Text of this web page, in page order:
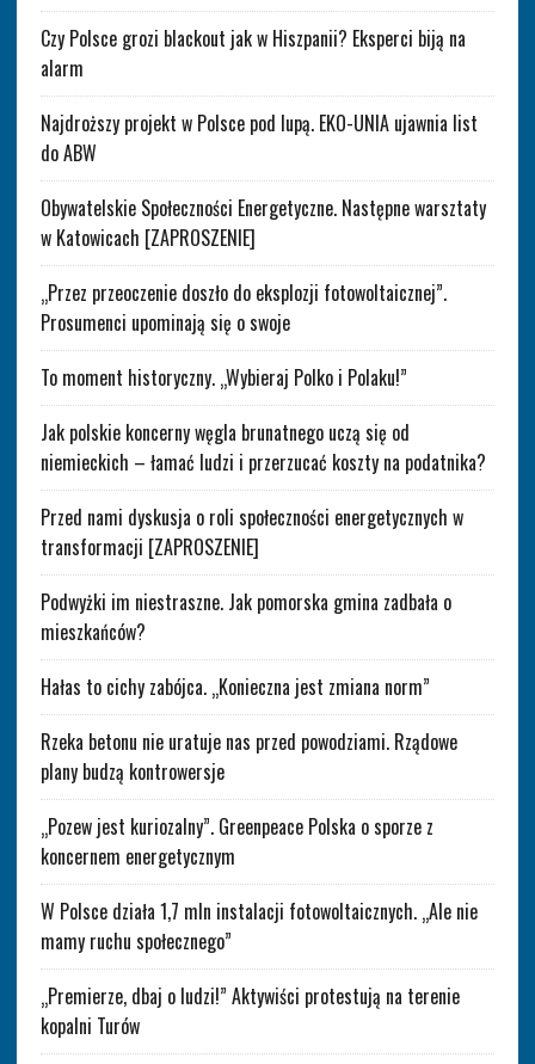
Czy Polsce grozi blackout jak w Hiszpanii? Eksperci biją na
alarm
Najdroższy projekt w Polsce pod lupą. EKO-UNIA ujawnia list
do ABW
Obywatelskie Społeczności Energetyczne. Następne warsztaty
w Katowicach [ZAPROSZENIE]
„Przez przeoczenie doszło do eksplozji fotowoltaicznej”.
Prosumenci upominają się o swoje
To moment historyczny. „Wybieraj Polko i Polaku!”
Jak polskie koncerny węgla brunatnego uczą się od
niemieckich – łamać ludzi i przerzucać koszty na podatnika?
Przed nami dyskusja o roli społeczności energetycznych w
transformacji [ZAPROSZENIE]
Podwyżki im niestraszne. Jak pomorska gmina zadbała o
mieszkańców?
Hałas to cichy zabójca. „Konieczna jest zmiana norm”
Rzeka betonu nie uratuje nas przed powodziami. Rządowe
plany budzą kontrowersje
„Pozew jest kuriozalny”. Greenpeace Polska o sporze z
koncernem energetycznym
W Polsce działa 1,7 mln instalacji fotowoltaicznych. „Ale nie
mamy ruchu społecznego”
„Premierze, dbaj o ludzi!” Aktywiści protestują na terenie
kopalni Turów